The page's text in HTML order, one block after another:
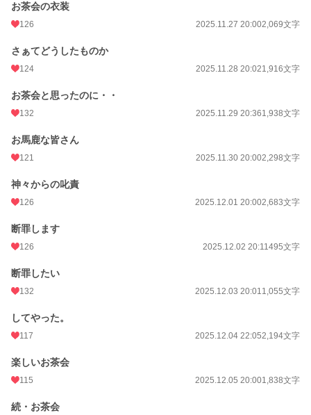
お茶会の衣装
126 2025.11.27 20:002,069文字
さぁてどうしたものか
124 2025.11.28 20:021,916文字
お茶会と思ったのに・・
132 2025.11.29 20:361,938文字
お馬鹿な皆さん
121 2025.11.30 20:002,298文字
神々からの叱責
126 2025.12.01 20:002,683文字
断罪します
126 2025.12.02 20:11495文字
断罪したい
132 2025.12.03 20:011,055文字
してやった。
117 2025.12.04 22:052,194文字
楽しいお茶会
115 2025.12.05 20:001,838文字
続・お茶会